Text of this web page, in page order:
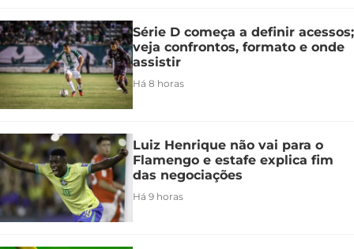
Série D começa a definir acessos;
veja confrontos, formato e onde
assistir
Há 8 horas
Luiz Henrique não vai para o
Flamengo e estafe explica fim
das negociações
Há 9 horas